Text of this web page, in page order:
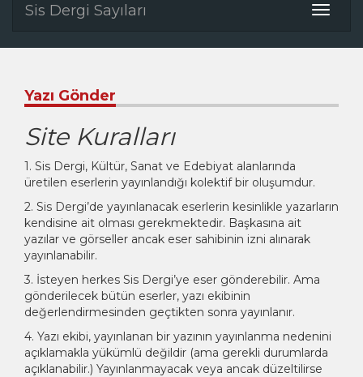
Toggle
Sis Dergi Sayıları
Yazı Gönder
Site Kuralları
1. Sis Dergi, Kültür, Sanat ve Edebiyat alanlarında
üretilen eserlerin yayınlandığı kolektif bir oluşumdur.
2. Sis Dergi’de yayınlanacak eserlerin kesinlikle yazarların
kendisine ait olması gerekmektedir. Başkasına ait
yazılar ve görseller ancak eser sahibinin izni alınarak
yayınlanabilir.
3. İsteyen herkes Sis Dergi’ye eser gönderebilir. Ama
gönderilecek bütün eserler, yazı ekibinin
değerlendirmesinden geçtikten sonra yayınlanır.
4. Yazı ekibi, yayınlanan bir yazının yayınlanma nedenini
açıklamakla yükümlü değildir (ama gerekli durumlarda
açıklanabilir.) Yayınlanmayacak veya ancak düzeltilirse